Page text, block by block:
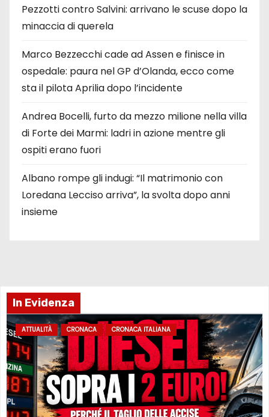
Pezzotti contro Salvini: arrivano le scuse dopo la
minaccia di querela
Marco Bezzecchi cade ad Assen e finisce in
ospedale: paura nel GP d’Olanda, ecco come
sta il pilota Aprilia dopo l’incidente
Andrea Bocelli, furto da mezzo milione nella villa
di Forte dei Marmi: ladri in azione mentre gli
ospiti erano fuori
Albano rompe gli indugi: “Il matrimonio con
Loredana Lecciso arriva”, la svolta dopo anni
insieme
In Evidenza
ATTUALITÀ CRONACA CRONACA ITALIANA